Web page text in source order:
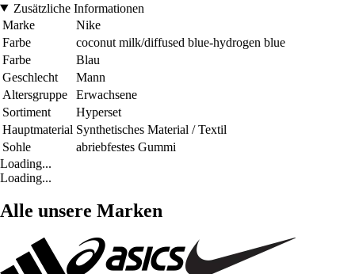
Zusätzliche Informationen
Marke
Nike
Farbe
coconut milk/diffused blue-hydrogen blue
Farbe
Blau
Geschlecht
Mann
Altersgruppe
Erwachsene
Sortiment
Hyperset
Hauptmaterial Synthetisches Material / Textil
Sohle
abriebfestes Gummi
Loading...
Loading...
Alle unsere Marken